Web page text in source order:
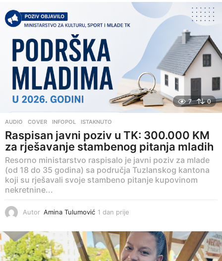
a
n
e
7 0
AUDIO ,COVER ,INFOPOL ,ISTAKNUTO
Raspisan javni poziv u TK: 300.000 KM
za rješavanje stambenog pitanja mladih
Resorno ministarstvo raspisalo je javni poziv za mlade
(od 18 do 35 godina) sa područja Tuzlanskog kantona
koji su rješavali svoje stambeno pitanje kupovinom
nekretnine...
Autor Amina Tulumović 1 dan prije
a
n
a
p